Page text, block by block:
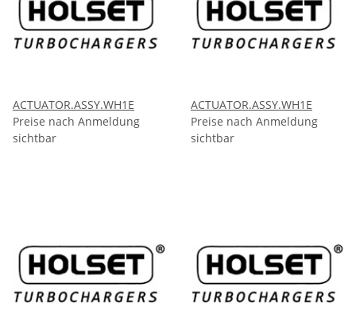
ACTUATOR.ASSY.WH1E
Preise nach Anmeldung
sichtbar
ACTUATOR.ASSY.WH1E
Preise nach Anmeldung
sichtbar